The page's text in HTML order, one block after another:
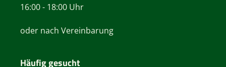
16:00 - 18:00 Uhr
oder nach Vereinbarung
Häufig gesucht